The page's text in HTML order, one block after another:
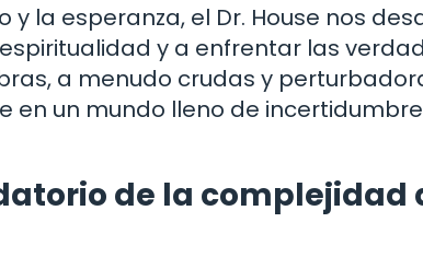
y la esperanza, el Dr. House nos
y a enfrentar las
a menudo crudas y
en un mundo lleno de
de la complejidad